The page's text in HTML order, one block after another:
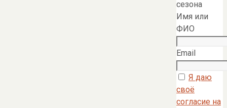
сезона
Имя или
ФИО
Email
Я даю
своё
согласие на